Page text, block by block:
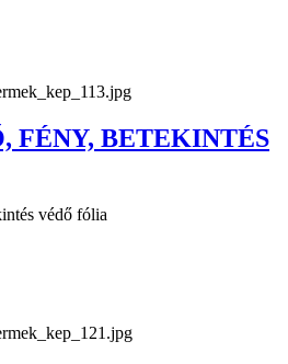
FÉNY, BETEKINTÉS
védő fólia